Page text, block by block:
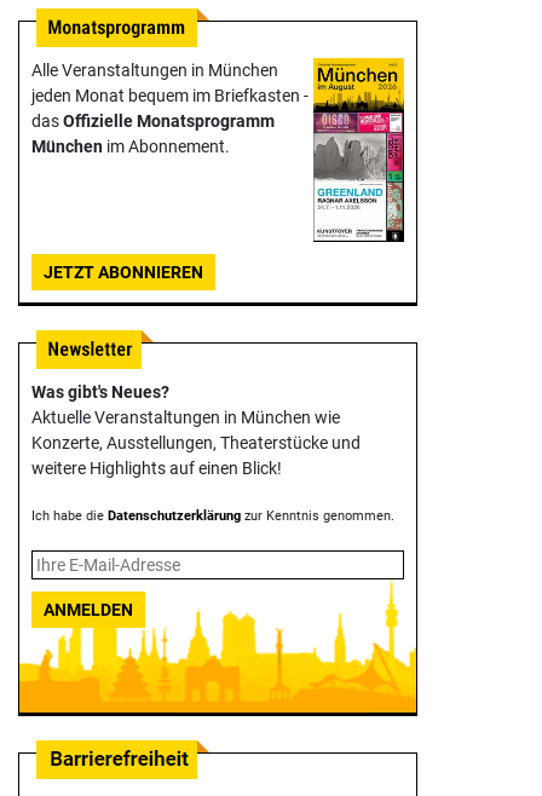
Alle Veranstaltungen in München
jeden Monat bequem im Briefkasten -
dasOffizielle Monats­programm
München im Abonnement.
JETZT ABONNIEREN
Was gibt's Neues?
Aktuelle Veranstaltungen in München wie
Konzerte, Ausstellungen, Theater­stücke und
weitere Highlights auf einen Blick!
Ich habe die Datenschutzerklärung zur Kenntnis genommen.
ANMELDEN